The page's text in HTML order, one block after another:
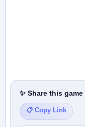
✨ Share this game
📋 Copy Link